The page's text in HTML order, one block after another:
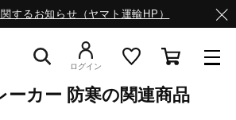
するお知らせ（ヤマト運輸HP）
ログイン
ウィンドブレーカー 防寒
ーカー 防寒の関連商品